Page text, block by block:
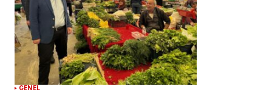
GENEL